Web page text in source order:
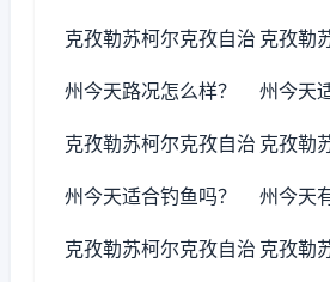
克孜勒苏柯尔克孜自治
州今天路况怎么样？
克孜勒
州今天
克孜勒苏柯尔克孜自治
州今天适合钓鱼吗？
克孜勒
州今天
克孜勒苏柯尔克孜自治 克孜勒